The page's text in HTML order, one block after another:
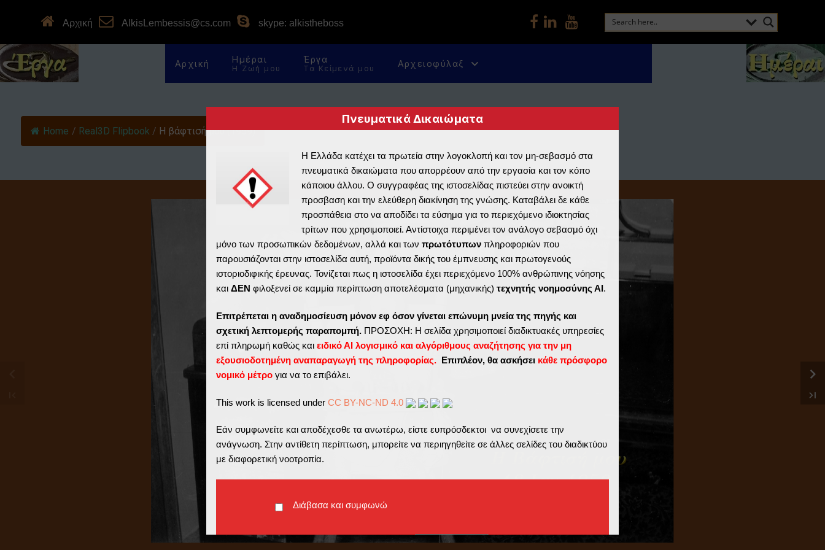
Αρχική AlkisLembessis@cs.com skype: alkistheboss
Αρχική Ημέραι
Η Ζωή μου
Έργα
Τα Κείμενά μου Αρχειοφύλαξ
Home / Real3D Flipbook / Η βάφτισή μου (1959)
Πνευματικά Δικαιώματα
Η Ελλάδα κατέχει τα πρωτεία στην λογοκλοπή και τον μη-σεβασμό στα
πνευματικά δικαιώματα που απορρέουν από την εργασία και τον κόπο
κάποιου άλλου. Ο συγγραφέας της ιστοσελίδας πιστεύει στην ανοικτή
προσβαση και την ελεύθερη διακίνηση της γνώσης. Καταβάλει δε κάθε
προσπάθεια στο να αποδίδει τα εύσημα για το περιεχόμενο ιδιοκτησίας
τρίτων που χρησιμοποιεί. Αντίστοιχα περιμένει τον ανάλογο σεβασμό όχι
μόνο των προσωπικών δεδομένων, αλλά και των πρωτότυπων πληροφοριών που
παρουσιάζονται στην ιστοσελίδα αυτή, προϊόντα δικής του έμπνευσης και πρωτογενούς
ιστοριοδιφικής έρευνας. Τονίζεται πως η ιστοσελίδα έχει περιεχόμενο 100% ανθρώπινης νόησης
και ΔΕΝ φιλοξενεί σε καμμία περίπτωση αποτελέσματα (μηχανικής) τεχνητής νοημοσύνης ΑΙ.
Επιτρέπεται η αναδημοσίευση μόνον εφ όσον γίνεται επώνυμη μνεία της πηγής και
σχετική λεπτομερής παραπομπή. ΠΡΟΣΟΧΗ: Η σελίδα χρησιμοποιεί διαδικτυακές υπηρεσίες
επί πληρωμή καθώς και ειδικό ΑΙ λογισμικό και αλγόριθμους αναζήτησης για την μη
εξουσιοδοτημένη αναπαραγωγή της πληροφορίας. Επιπλέον, θα ασκήσει κάθε πρόσφορο
νομικό μέτρο για να το επιβάλει.
This work is licensed under CC BY-NC-ND 4.0
Εάν συμφωνείτε και αποδέχεσθε τα ανωτέρω, είστε ευπρόσδεκτοι να συνεχίσετε την
ανάγνωση. Στην αντίθετη περίπτωση, μπορείτε να περιηγηθείτε σε άλλες σελίδες του διαδικτύου
με διαφορετική νοοτροπία.
Διάβασα και συμφωνώ